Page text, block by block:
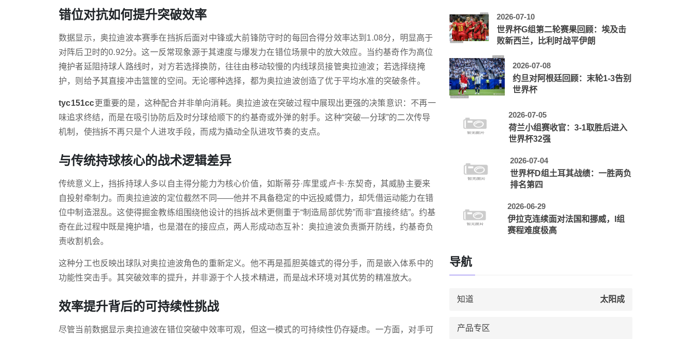
错位对抗如何提升突破效率
数据显示，奥拉迪波本赛季在挡拆后面对中锋或大前锋防守时的每回合得分效率达到1.08分，明显高于
对阵后卫时的0.92分。这一反常现象源于其速度与爆发力在错位场景中的放大效应。当约基奇作为高位
掩护者延阻持球人路线时，对方若选择换防，往往由移动较慢的内线球员接管奥拉迪波；若选择绕掩
护，则给予其直接冲击篮筐的空间。无论哪种选择，都为奥拉迪波创造了优于平均水准的突破条件。
tyc151cc更重要的是，这种配合并非单向消耗。奥拉迪波在突破过程中展现出更强的决策意识：不再一
味追求终结，而是在吸引协防后及时分球给顺下的约基奇或外弹的射手。这种“突破—分球”的二次传导
机制，使挡拆不再只是个人进攻手段，而成为撬动全队进攻节奏的支点。
与传统持球核心的战术逻辑差异
传统意义上，挡拆持球人多以自主得分能力为核心价值，如斯蒂芬·库里或卢卡·东契奇，其威胁主要来
自投射牵制力。而奥拉迪波的定位截然不同——他并不具备稳定的中远投威慑力，却凭借运动能力在错
位中制造混乱。这使得掘金教练组围绕他设计的挡拆战术更侧重于“制造局部优势”而非“直接终结”。约基
奇在此过程中既是掩护墙，也是潜在的接应点，两人形成动态互补：奥拉迪波负责撕开防线，约基奇负
责收割机会。
这种分工也反映出球队对奥拉迪波角色的重新定义。他不再是孤胆英雄式的得分手，而是嵌入体系中的
功能性突击手。其突破效率的提升，并非源于个人技术精进，而是战术环境对其优势的精准放大。
效率提升背后的可持续性挑战
尽管当前数据显示奥拉迪波在错位突破中效率可观，但这一模式的可持续性仍存疑虑。一方面，对手可
2026-07-10
世界杯G组第二轮赛果回顾：埃及击
败新西兰，比利时战平伊朗
2026-07-08
约旦对阿根廷回顾：末轮1-3告别
世界杯
2026-07-05
荷兰小组赛收官：3-1取胜后进入
世界杯32强
2026-07-04
世界杯D组土耳其战绩：一胜两负
排名第四
2026-06-29
伊拉克连续面对法国和挪威，I组
赛程难度极高
导航
知道 太阳成
产品专区